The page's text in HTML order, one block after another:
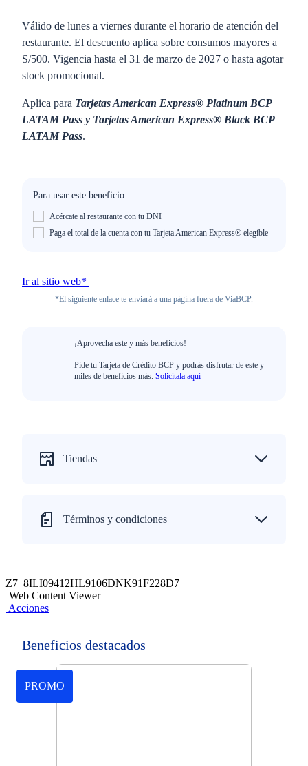
Válido de lunes a viernes durante el horario de atención del
restaurante. El descuento aplica sobre consumos mayores a
S/500. Vigencia hasta el 31 de marzo de 2027 o hasta agotar
stock promocional.
Aplica para Tarjetas American Express® Platinum BCP
LATAM Pass y Tarjetas American Express® Black BCP
LATAM Pass.
Para usar este beneficio:
Acércate al restaurante con tu DNI
Paga el total de la cuenta con tu Tarjeta American Express® elegible
Ir al sitio web*
*El siguiente enlace te enviará a una página fuera de ViaBCP.
¡Aprovecha este y más beneficios!
Pide tu Tarjeta de Crédito BCP y podrás disfrutar de este y
miles de beneficios más. Solicítala aquí
Tiendas
Términos y condiciones
Z7_8ILI09412HL9106DNK91F228D7
Web Content Viewer
Acciones
Beneficios destacados
PROMO